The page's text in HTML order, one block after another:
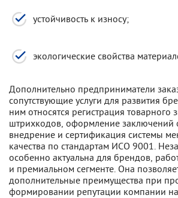
устойчивость к износу;
экологические свойства
Дополнительно предприниматели
сопутствующие услуги для развития
ним относятся регистрация товарного
штрихкодов, оформление заключений
внедрение и сертификация системы
качества по стандартам ИСО 9001.
особенно актуальна для брендов,
и премиальном сегменте. Она
дополнительные преимущества при
формировании репутации компании